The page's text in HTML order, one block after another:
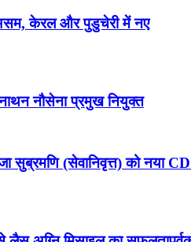
जुलाई 2026
केरल और पुडुचेरी में नए
नौसेना प्रमुख नियुक्त
सुब्रमणि (सेवानिवृत्त) को नया